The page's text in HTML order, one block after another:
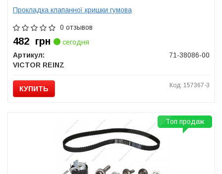
Прокладка клапанної кришки гумова
0 отзывов
482 грн
сегодня
Артикул:
71-38086-00
VICTOR REINZ
КУПИТЬ Код: 157367-3
Топ продаж